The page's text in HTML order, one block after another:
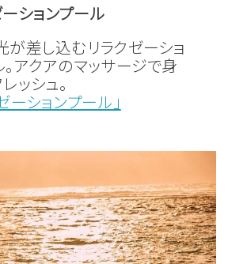
ーションプール
が差し込むリラクゼーショ
。アクアのマッサージで身
ッシュ。
ーションプール」